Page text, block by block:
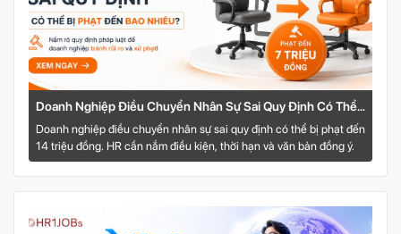
Doanh Nghiệp Điều Chuyển Nhân Sự Sai Quy Định Có Thể
Bị Phạt Đến Bao Nhiêu?
Doanh nghiệp điều chuyển nhân sự sai quy định có thể bị phạt đến
14 triệu đồng. HR cần nắm điều kiện, thời hạn và văn bản đồng ý.